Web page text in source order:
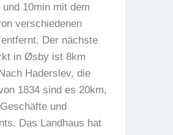
10min mit dem
verschiedenen
Der nächste
in Øsby ist 8km
Haderslev, die
1834 sind es 20km,
und
Das Landhaus hat